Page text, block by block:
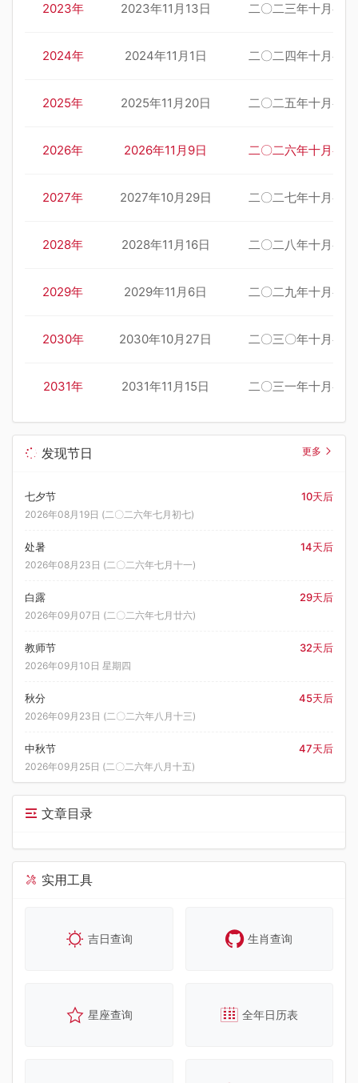
2023年 2023年11月13日 二〇二三年十月初一
2024年 2024年11月1日 二〇二四年十月初一
2025年 2025年11月20日 二〇二五年十月初一
2026年 2026年11月9日 二〇二六年十月初一
2027年 2027年10月29日 二〇二七年十月初一
2028年 2028年11月16日 二〇二八年十月初一
2029年 2029年11月6日 二〇二九年十月初一
2030年 2030年10月27日 二〇三〇年十月初一
2031年 2031年11月15日 二〇三一年十月初一
发现节日 更多
七夕节 10天后
2026年08月19日 (二〇二六年七月初七)
处暑 14天后
2026年08月23日 (二〇二六年七月十一)
白露 29天后
2026年09月07日 (二〇二六年七月廿六)
教师节 32天后
2026年09月10日 星期四
秋分 45天后
2026年09月23日 (二〇二六年八月十三)
中秋节 47天后
2026年09月25日 (二〇二六年八月十五)
文章目录
实用工具
吉日查询 生肖查询
星座查询 全年日历表